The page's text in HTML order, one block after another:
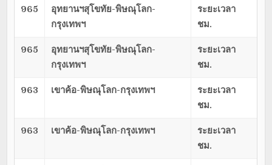
965
อุทยานฯสุโขทัย-พิษณุโลก-
กรุงเทพฯ
ระยะเวลา
ชม.
965
อุทยานฯสุโขทัย-พิษณุโลก-
กรุงเทพฯ
ระยะเวลา
ชม.
963 เขาค้อ-พิษณุโลก-กรุงเทพฯ
ระยะเวลา
ชม.
963 เขาค้อ-พิษณุโลก-กรุงเทพฯ
ระยะเวลา
ชม.